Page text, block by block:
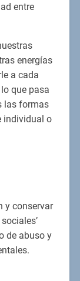
entre
energías
a cada
que pasa
las formas
individual o
y conservar
de abuso y